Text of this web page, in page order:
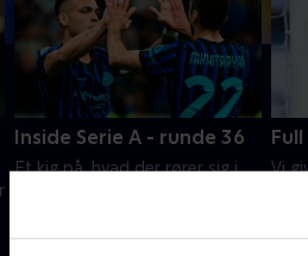
Inside Serie A - runde 36
Et kig på, hvad der rører sig i
Vi
en
vi